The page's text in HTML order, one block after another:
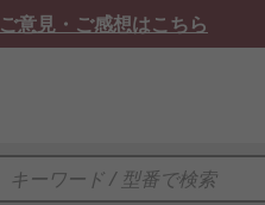
ご意見・ご感想はこちら